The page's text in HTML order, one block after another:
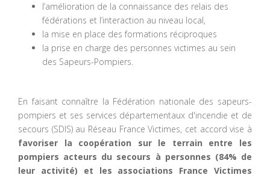
l’amélioration de la connaissance des relais des
fédérations et l’interaction au niveau local,
la mise en place des formations réciproques
la prise en charge des personnes victimes au sein
des Sapeurs-Pompiers.
En faisant connaître la Fédération nationale des sapeurs-
pompiers et ses services départementaux d'incendie et de
secours (SDIS) au Réseau France Victimes, cet accord vise à
favoriser la coopération sur le terrain entre les
pompiers acteurs du secours à personnes (84% de
leur activité) et les associations France Victimes